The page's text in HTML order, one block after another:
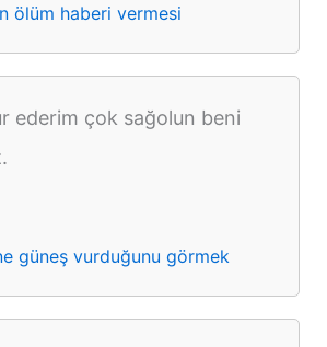
ölüm haberi vermesi
ederim çok sağolun beni
güneş vurduğunu görmek